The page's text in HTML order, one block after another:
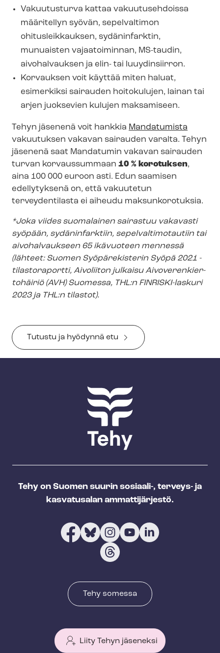
Vakuutusturva kattaa vakuutusehdoissa
määritellyn syövän, sepelvaltimon
ohitusleikkauksen, sydäninfarktin,
munuaisten vajaatoiminnan, MS-taudin,
aivohalvauksen ja elin- tai luuydinsiirron.
Korvauksen voit käyttää miten haluat,
esimerkiksi sairauden hoitokulujen, lainan tai
arjen juoksevien kulujen maksamiseen.
Tehyn jäsenenä voit hankkia Mandatumista
vakuutuksen vakavan sairauden varalta. Tehyn
jäsenenä saat Mandatumin vakavan sairauden
turvan korvaussummaan 10 % korotuksen,
aina 100 000 euroon asti. Edun saamisen
edellytyksenä on, että vakuutetun
terveydentilasta ei aiheudu maksunkorotuksia.
*Joka viides suomalainen sairastuu vakavasti
syöpään, sydäninfarktiin, se­pel­val­ti­mo­tau­tiin tai
aivohalvaukseen 65 ikävuoteen mennessä
(lähteet: Suomen Syöpärekisterin Syöpä 2021 -
tilastoraportti, Aivoliiton julkaisu Ai­vo­ve­ren­kier­
to­häi­riö (AVH) Suomessa, THL:n FINRISKI-laskuri
2023 ja THL:n tilastot).
Tutustu ja hyödynnä etu
Tehy on Suomen suurin sosiaali-, terveys- ja
kasvatusalan ammattijärjestö.
Tehy somessa
Liity Tehyn jäseneksi